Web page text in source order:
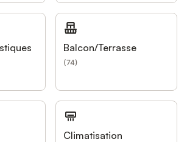
Balcon/Terrasse
(74)
Climatisation